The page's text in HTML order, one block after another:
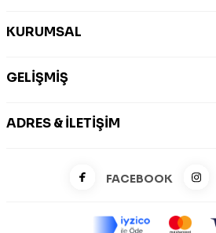
KURUMSAL
GELIŞMIŞ
ADRES & İLETIŞIM
FACEBOOK